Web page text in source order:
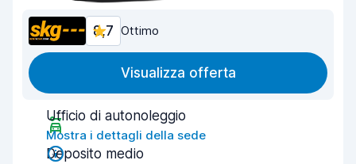
8,7 Ottimo
Visualizza offerta
Ufficio di autonoleggio
Mostra i dettagli della sede
Deposito medio